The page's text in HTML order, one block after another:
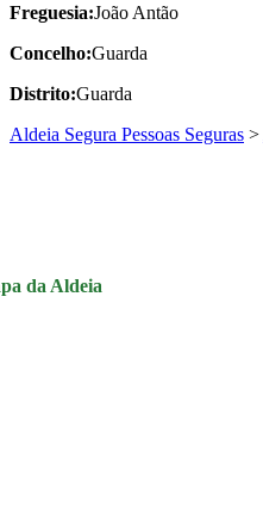
Freguesia:João Antão
Concelho:Guarda
Distrito:Guarda
Aldeia Segura Pessoas Seguras >
da Aldeia